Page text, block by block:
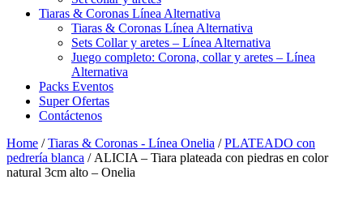
Tiaras & Coronas Línea Alternativa
Tiaras & Coronas Línea Alternativa
Sets Collar y aretes – Línea Alternativa
Juego completo: Corona, collar y aretes – Línea
Alternativa
Packs Eventos
Super Ofertas
Contáctenos
Home /Tiaras & Coronas - Línea Onelia /PLATEADO con
pedrería blanca / ALICIA – Tiara plateada con piedras en color
natural 3cm alto – Onelia